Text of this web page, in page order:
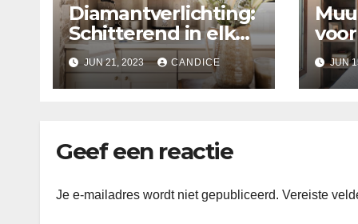
Diamantverlichting:
Schitterend in elke
kamer!
JUN 21, 2023 CANDICE JUN
Geef een reactie
Je e-mailadres wordt niet gepubliceerd. Vereiste